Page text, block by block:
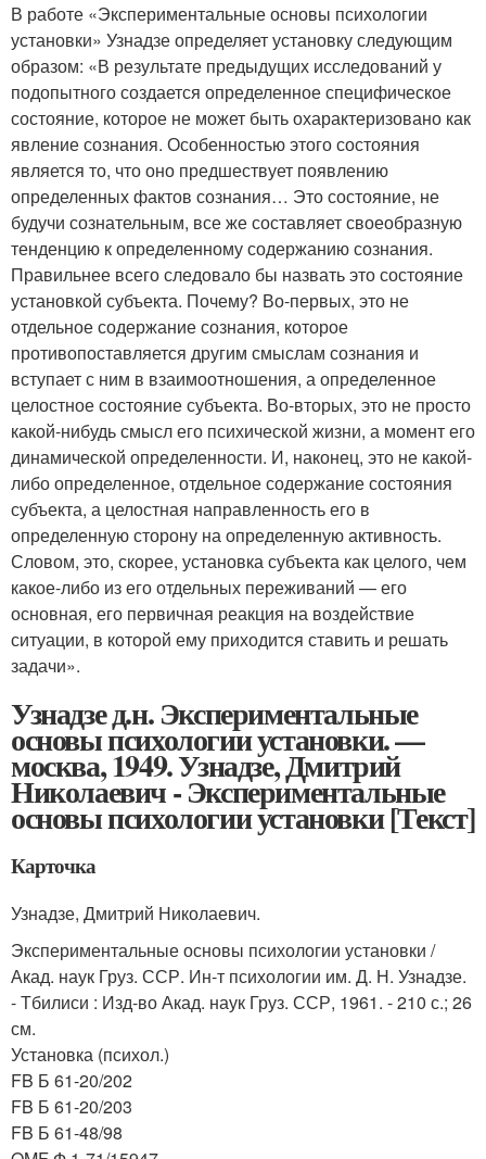
В работе «Экспериментальные основы психологии
установки» Узнадзе определяет установку следующим
образом: «В результате предыдущих исследований у
подопытного создается определенное специфическое
состояние, которое не может быть охарактеризовано как
явление сознания. Особенностью этого состояния
является то, что оно предшествует появлению
определенных фактов сознания… Это состояние, не
будучи сознательным, все же составляет своеобразную
тенденцию к определенному содержанию сознания.
Правильнее всего следовало бы назвать это состояние
установкой субъекта. Почему? Во-первых, это не
отдельное содержание сознания, которое
противопоставляется другим смыслам сознания и
вступает с ним в взаимоотношения, а определенное
целостное состояние субъекта. Во-вторых, это не просто
какой-нибудь смысл его психической жизни, а момент его
динамической определенности. И, наконец, это не какой-
либо определенное, отдельное содержание состояния
субъекта, а целостная направленность его в
определенную сторону на определенную активность.
Словом, это, скорее, установка субъекта как целого, чем
какое-либо из его отдельных переживаний — его
основная, его первичная реакция на воздействие
ситуации, в которой ему приходится ставить и решать
задачи».
Узнадзе д.н. Экспериментальные
основы психологии установки. —
москва, 1949. Узнадзе, Дмитрий
Николаевич - Экспериментальные
основы психологии установки [Текст]
Карточка
Узнадзе, Дмитрий Николаевич.
Экспериментальные основы психологии установки /
Акад. наук Груз. ССР. Ин-т психологии им. Д. Н. Узнадзе.
- Тбилиси : Изд-во Акад. наук Груз. ССР, 1961. - 210 с.; 26
см.
Установка (психол.)
FB Б 61-20/202
FB Б 61-20/203
FB Б 61-48/98